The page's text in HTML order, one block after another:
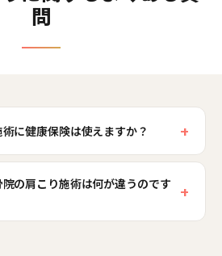
問
に健康保険は使えますか？ +
健康保険の適用外となり、自費
ただし、急に首を痛めたなど明
る場合は判断が異なることもあ
の肩こり施術は何が違うのです
+